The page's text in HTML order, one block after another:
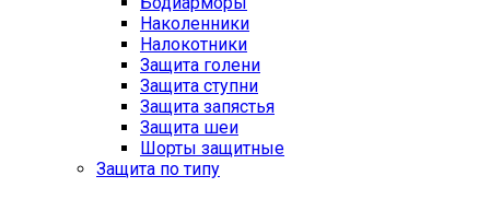
Наколенники
Налокотники
Защита голени
Защита ступни
Защита запястья
Защита шеи
Шорты защитные
Защита по типу